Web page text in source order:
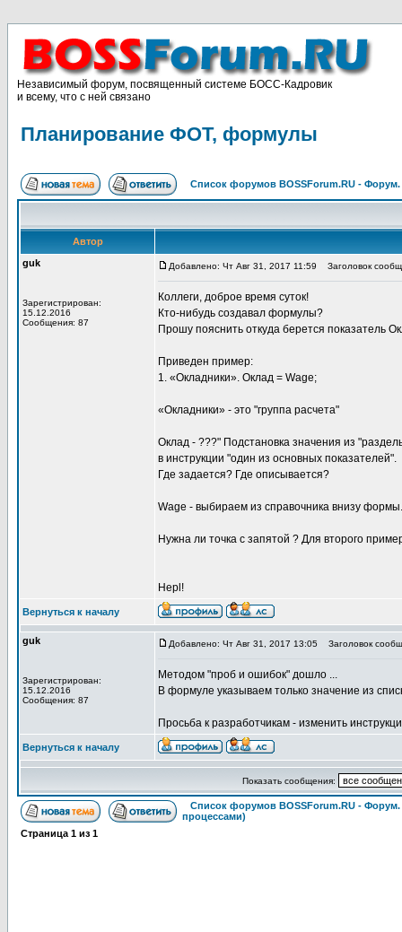
Независимый форум, посвященный системе БОСС-Кадровик
и всему, что с ней связано
Планирование ФОТ, формулы
Список форумов BOSSForum.RU -
Автор
guk
Зарегистрирован:
15.12.2016
Сообщения: 87
Добавлено: Чт Авг 31, 2017 11:59 Заголовок
Коллеги, доброе время суток!
Кто-нибудь создавал формулы?
Прошу пояснить откуда берется показатель
Приведен пример:
1. «Окладники». Оклад = Wage;
«Окладники» - это "группа расчета"
Оклад - ???" Подстановка значения из
в инструкции "один из основных показателей".
Где задается? Где описывается?
Wage - выбираем из справочника внизу формы.
Нужна ли точка с запятой ? Для второго
Hepl!
Вернуться к началу
guk
Зарегистрирован:
15.12.2016
Сообщения: 87
Добавлено: Чт Авг 31, 2017 13:05 Заголовок
Методом "проб и ошибок" дошло ...
В формуле указываем только значение из
Просьба к разработчикам - изменить
Вернуться к началу
Показать сообщения:
Список форумов BOSSForum.RU -
процессами)
Страница 1 из 1